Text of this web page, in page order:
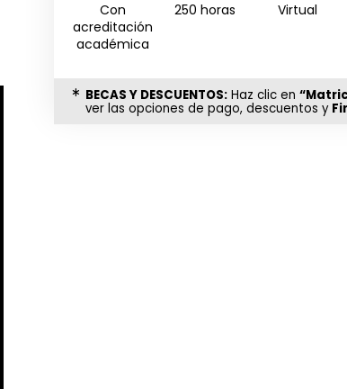
Con
acreditación
académica
250 horas Virtual
BECAS Y DESCUENTOS:Haz clic en
ver las opciones de pago, descuentos y